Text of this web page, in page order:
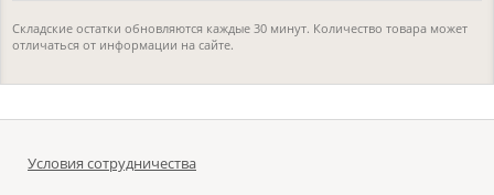
Складские остатки обновляются каждые 30 минут. Количество товара может
отличаться от информации на сайте.
Условия сотрудничества